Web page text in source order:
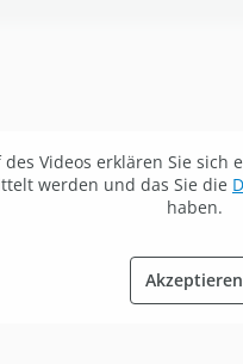
Videos erklären Sie sich
werden und das Sie die
haben.
Akzeptieren